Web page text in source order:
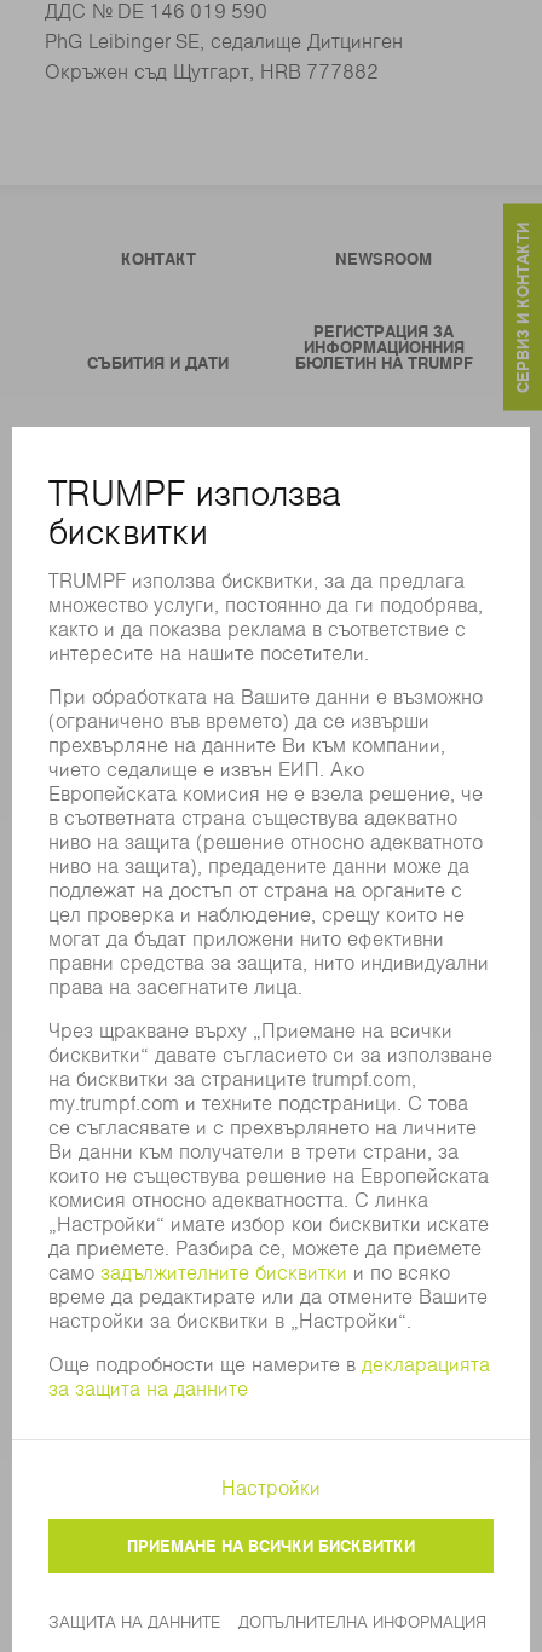
ДДС № DE 146 019 590
PhG Leibinger SE, седалище Дитцинген
Окръжен съд Щутгарт, HRB 777882
СЕРВИЗ И КОНТАКТИ
КОНТАКТ NEWSROOM
СЪБИТИЯ И ДАТИ
РЕГИСТРАЦИЯ ЗА
ИНФОРМАЦИОННИЯ
БЮЛЕТИН НА TRUMPF
ОНЛАЙН УСЛУГИ
КОНТАКТИ
ФИЛИАЛИ
РЕГИСТРИРАНЕ ЗА БЮЛЕТИН
MYTRUMPF
ИНФОРМАЦИОННИ ЛИСТОВЕ ЗА БЕЗОПАСНОСТ
ПРОДУКТИ
МАШИНИ & СИСТЕМИ
ЛАЗЕР
СИЛОВА ЕЛЕКТРОНИКА
ЕЛЕКТРИЧЕСКИ ИНСТРУМЕНТИ
SMART FACTORY
СОФТУЕР
УСЛУГИ
ПРИЛОЖЕНИЯ
ОТРАСЛИ
КОМПАНИЯТА
КАРИЕРИ
СВОБОДНИ ПОЗИЦИИ
ПРОФИЛ НА КОМПАНИЯТА
УПРАВИТЕЛЕН СЪВЕТ
ГОДИШЕН ДОКЛАД
БИЗНЕС ПРИНЦИПИ
СЪОТВЕТСТВИЕ
СИСТЕМА ЗА ПОДАВАНЕ НА СИГНАЛИ
SECURITY
ПРЕССЪОБЩЕНИЯ
СПИСАНИЯ
УСТОЙЧИВОСТ
КЛИМАТ И ОКОЛНА СРЕДА
СОЦИАЛНИ ВЪПРОСИ И ОБЩЕСТВО
УПРАВЛЕНИЕ НА КОМПАНИЯТА
ЗАЩИТА НА ДАННИТЕ
ОБЩИ УСЛОВИЯ И ДРУГИ ДОКУМЕНТИ
НАСТРОЙКИ ЧАСТНА СФЕРА